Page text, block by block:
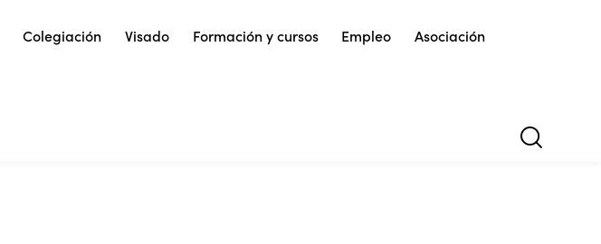
Colegiación Visado Formación y cursos Empleo Asociación